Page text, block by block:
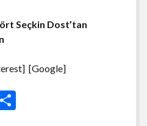
Seçkin Dost’tan
[Google]
S